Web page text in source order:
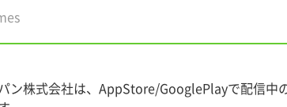
ン株式会社は、AppStore/GooglePlayで配信中